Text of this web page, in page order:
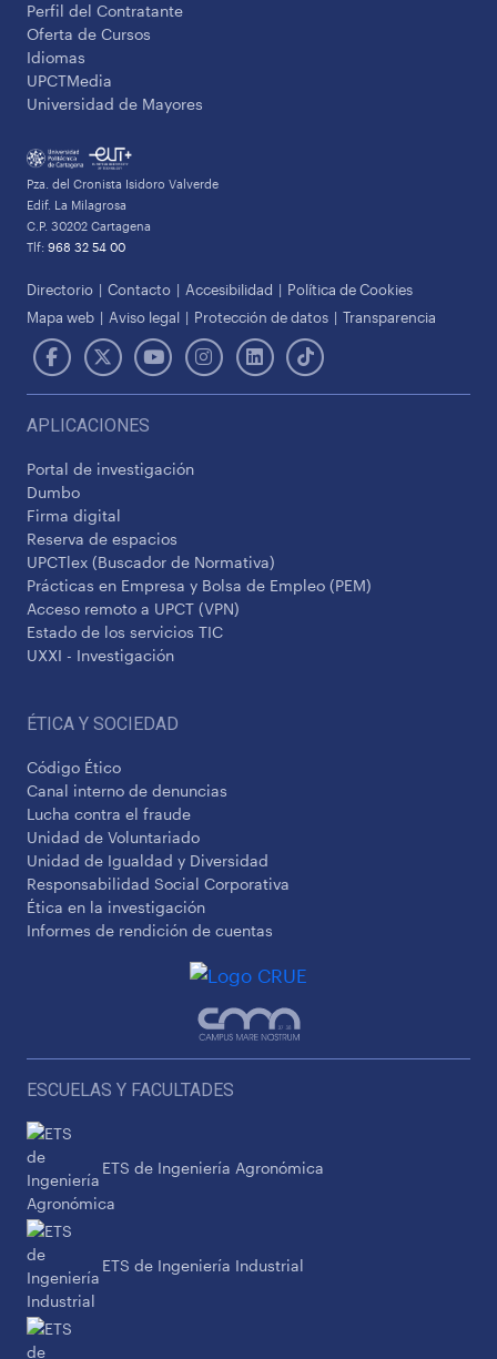
Perfil del Contratante
Oferta de Cursos
Idiomas
UPCTMedia
Universidad de Mayores
Pza. del Cronista Isidoro Valverde
Edif. La Milagrosa
C.P. 30202 Cartagena
Tlf: 968 32 54 00
Directorio Contacto Accesibilidad
Política de Cookies
Mapa web
Aviso legal Protección de datos Transparencia
APLICACIONES
Portal de investigación
Dumbo
Firma digital
Reserva de espacios
UPCTlex (Buscador de Normativa)
Prácticas en Empresa y Bolsa de Empleo (PEM)
Acceso remoto a UPCT (VPN)
Estado de los servicios TIC
UXXI - Investigación
ÉTICA Y SOCIEDAD
Código Ético
Canal interno de denuncias
Lucha contra el fraude
Unidad de Voluntariado
Unidad de Igualdad y Diversidad
Responsabilidad Social Corporativa
Ética en la investigación
Informes de rendición de cuentas
ESCUELAS Y FACULTADES
ETS de Ingeniería Agronómica
ETS de Ingeniería Industrial